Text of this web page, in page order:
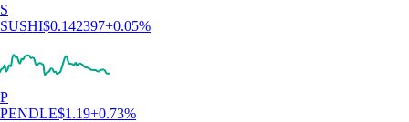
S
SUSHI$0.142397+0.05%
P
PENDLE$1.19+0.73%